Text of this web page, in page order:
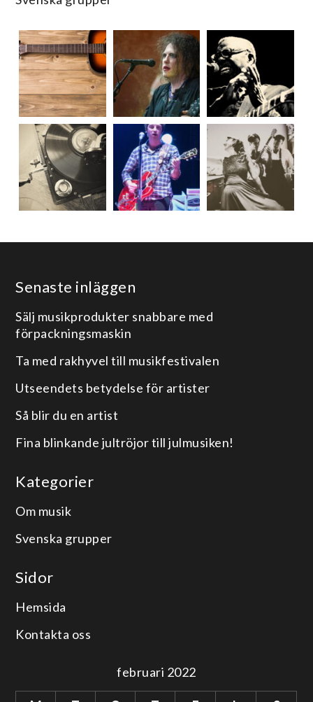
Senaste inläggen
Sälj musikprodukter snabbare med
förpackningsmaskin
Ta med rakhyvel till musikfestivalen
Utseendets betydelse för artister
Så blir du en artist
Fina blinkande jultröjor till julmusiken!
Kategorier
Om musik
Svenska grupper
Sidor
Hemsida
Kontakta oss
februari 2022